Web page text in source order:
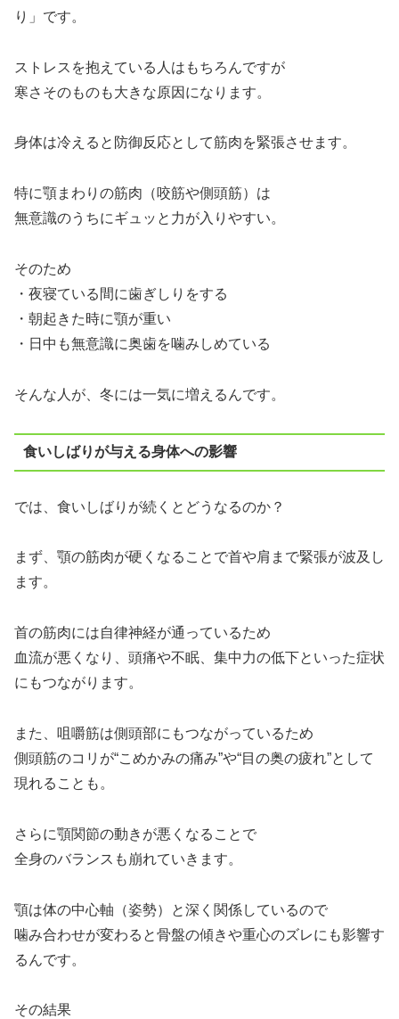
り」です。
ストレスを抱えている人はもちろんですが
寒さそのものも大きな原因になります。
身体は冷えると防御反応として筋肉を緊張させます。
特に顎まわりの筋肉（咬筋や側頭筋）は
無意識のうちにギュッと力が入りやすい。
そのため
・夜寝ている間に歯ぎしりをする
・朝起きた時に顎が重い
・日中も無意識に奥歯を噛みしめている
そんな人が、冬には一気に増えるんです。
食いしばりが与える身体への影響
では、食いしばりが続くとどうなるのか？
まず、顎の筋肉が硬くなることで首や肩まで緊張が波及し
ます。
首の筋肉には自律神経が通っているため
血流が悪くなり、頭痛や不眠、集中力の低下といった症状
にもつながります。
また、咀嚼筋は側頭部にもつながっているため
側頭筋のコリが“こめかみの痛み”や“目の奥の疲れ”として
現れることも。
さらに顎関節の動きが悪くなることで
全身のバランスも崩れていきます。
顎は体の中心軸（姿勢）と深く関係しているので
噛み合わせが変わると骨盤の傾きや重心のズレにも影響す
るんです。
その結果